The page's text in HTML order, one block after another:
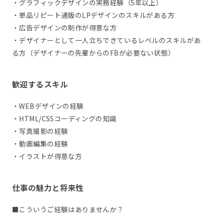
・グラフィックデザインの実務経験（5年以上）
・単品リピート通販のLPデザインのスキルがある方
・広告デザインの制作が得意な方
・デザイナーとして一人立ちできているレベルのスキルがあ
る方（デザイナーの先輩からのFBが必要ない状態）
歓迎するスキル
・WEBデザインの経験
・HTML/CSSコーディングの知識
・写真撮影の経験
・動画編集の経験
・イラストが得意な方
仕事の魅力と将来性
■こういうご経験はありませんか？